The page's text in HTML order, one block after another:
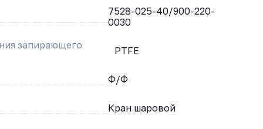
7528-025-40/900-220-
0030
запирающего
PTFE
Ф/Ф
Кран шаровой